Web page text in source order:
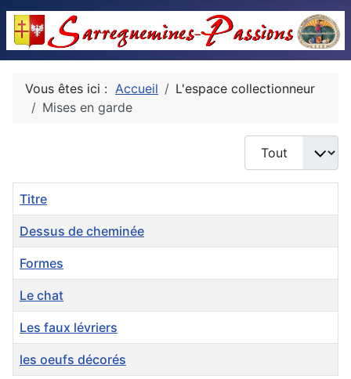
Vous êtes ici : Accueil
L'espace collectionneur
Mises en garde
Afficher #
Titre
Dessus de cheminée
Formes
Le chat
Les faux lévriers
les oeufs décorés